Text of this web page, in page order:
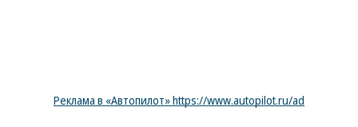
Реклама в «Автопилот» https://www.autopilot.ru/ad